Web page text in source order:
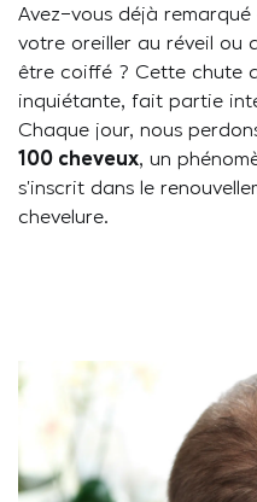
Avez-vous déjà
votre oreiller au réveil ou
être coiffé ? Cette chute
inquiétante, fait partie
Chaque jour, nous
100 cheveux, un
s’inscrit dans le
chevelure.